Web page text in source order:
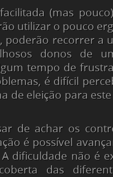
(mas
utilizar o pouco
poderão recorrer a
donos de
tempo de
é difícil
de eleição para
de achar os
é possível
dificuldade não é
das